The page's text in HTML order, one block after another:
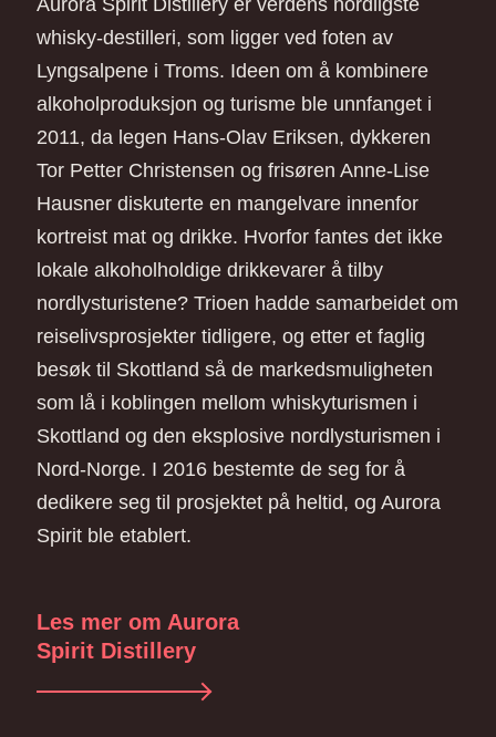
Aurora Spirit Distillery er verdens nordligste
whisky-destilleri, som ligger ved foten av
Lyngsalpene i Troms. Ideen om å kombinere
alkoholproduksjon og turisme ble unnfanget i
2011, da legen Hans-Olav Eriksen, dykkeren
Tor Petter Christensen og frisøren Anne-Lise
Hausner diskuterte en mangelvare innenfor
kortreist mat og drikke. Hvorfor fantes det ikke
lokale alkoholholdige drikkevarer å tilby
nordlysturistene? Trioen hadde samarbeidet om
reiselivsprosjekter tidligere, og etter et faglig
besøk til Skottland så de markedsmuligheten
som lå i koblingen mellom whiskyturismen i
Skottland og den eksplosive nordlysturismen i
Nord-Norge. I 2016 bestemte de seg for å
dedikere seg til prosjektet på heltid, og Aurora
Spirit ble etablert.
Les mer om Aurora
Spirit Distillery